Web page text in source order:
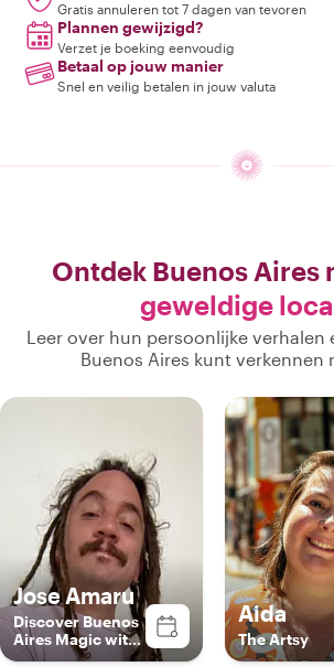
Gratis annuleren tot 7 dagen van tevoren
Plannen gewijzigd?
Verzet je boeking eenvoudig
Betaal op jouw manier
Snel en veilig betalen in jouw valuta
Ontdek Buenos Aires
geweldige
Leer over hun persoonlijke verhalen
Buenos Aires kunt verkennen
Jose Amaru
Discover Buenos
Aires Magic with
a Local
Aida
The Artsy